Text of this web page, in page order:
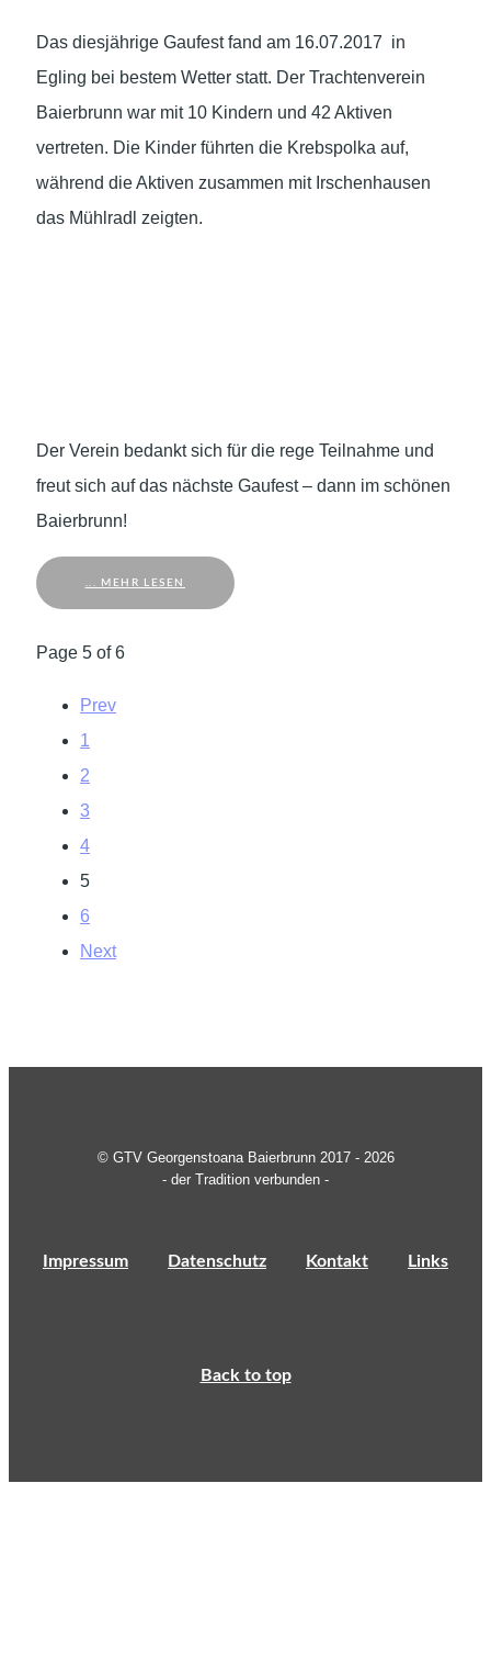
Das diesjährige Gaufest fand am 16.07.2017 in
Egling bei bestem Wetter statt. Der Trachtenverein
Baierbrunn war mit 10 Kindern und 42 Aktiven
vertreten. Die Kinder führten die Krebspolka auf,
während die Aktiven zusammen mit Irschenhausen
das Mühlradl zeigten.
Der Verein bedankt sich für die rege Teilnahme und
freut sich auf das nächste Gaufest – dann im schönen
Baierbrunn!
... MEHR LESEN
Page 5 of 6
Prev
1
2
3
4
5
6
Next
© GTV Georgenstoana Baierbrunn 2017 - 2026
- der Tradition verbunden -
Impressum Datenschutz Kontakt Links
Back to top